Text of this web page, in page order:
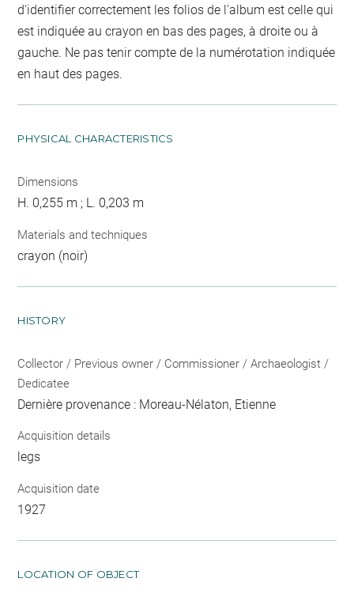
d'identifier correctement les folios de l'album est celle qui
est indiquée au crayon en bas des pages, à droite ou à
gauche. Ne pas tenir compte de la numérotation indiquée
en haut des pages.
PHYSICAL CHARACTERISTICS
Dimensions
H. 0,255 m ; L. 0,203 m
Materials and techniques
crayon (noir)
HISTORY
Collector / Previous owner / Commissioner / Archaeologist /
Dedicatee
Dernière provenance : Moreau-Nélaton, Etienne
Acquisition details
legs
Acquisition date
1927
LOCATION OF OBJECT